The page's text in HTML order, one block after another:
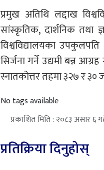
प्रमुख अतिथि लद्दाख
सांस्कृतिक, दार्शनिक तथा
विश्वविद्यालयका उपकुलपति
सिर्जना गर्ने उद्यमी बन्न
स्नातकोत्तर तहमा ३२७ र ३०
No tags available
प्रकाशित मिति : २०८३ असार ६
प्रतिक्रिया दिनुहोस्